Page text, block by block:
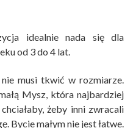
idealnie nada się dla
od 3 do 4 lat.
nie musi tkwić w rozmiarze.
Mysz, która najbardziej
żeby inni zwracali
Bycie małym nie jest łatwe.